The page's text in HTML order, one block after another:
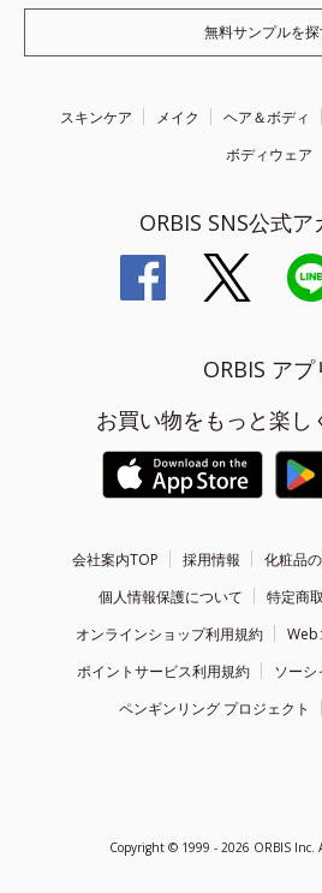
無料サンプルを
スキンケア メイク ヘア＆ボディ
ボディウェア
ORBIS SNS公式ア
ORBIS アプ
お買い物をもっと楽し
会社案内TOP 採用情報
化粧品
個人情報保護について
特定商
オンラインショップ利用規約
Web
ポイントサービス利用規約
ソーシ
ペンギンリング プロジェクト
Copyright © 1999 - 2026 ORBIS Inc.